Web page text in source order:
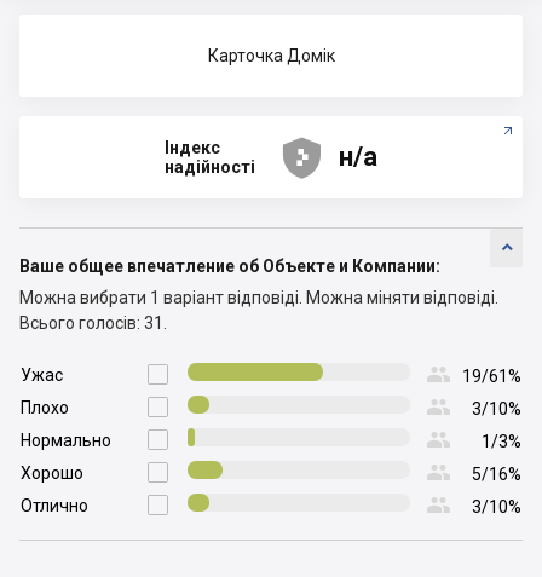
Карточка Домік
Індекс
надійності




 н/а

Ваше общее впечатление об Объекте и Компании:
Можна вибрати 1 варіант відповіді. Можна міняти відповіді.
Всього голосів: 31.

Ужас  19/61%

Плохо  3/10%

Нормально  1/3%

Хорошо  5/16%

Отлично  3/10%